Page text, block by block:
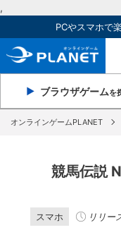
,
PCやスマホで
ブラウザゲームを
オンラインゲームPLANET
競馬伝説
スマホ リリ